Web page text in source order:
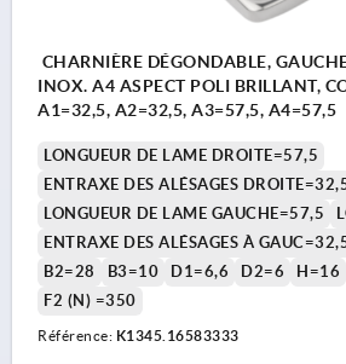
CHARNIÈRE DÉGONDABLE,
INOX. A4 ASPECT POLI BRILLANT, COMP:ACIER INOX.,
A1=32,5, A2=32,5, A3=57,5, A4=57,5
LONGUEUR DE LAME DROITE=57,5
ENTRAXE DES ALÉSAGES
LONGUEUR DE LAME GAUCHE=57,5
ENTRAXE DES ALÉSAGES À
B2=28
B3=10 D1=6,6 D2=6 H=16
F2 (N) =350
Référence: K1345.16583333